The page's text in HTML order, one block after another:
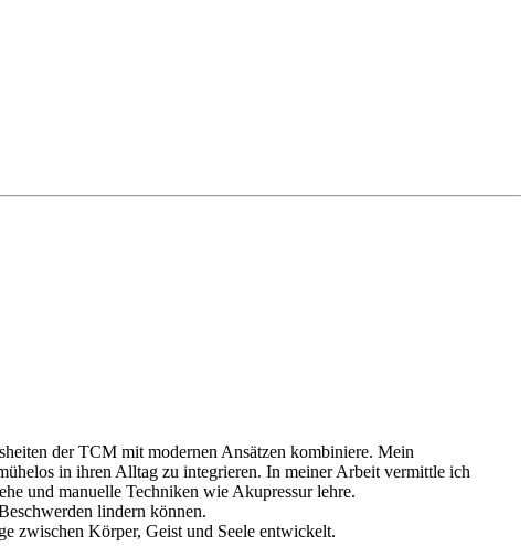
der TCM mit modernen Ansätzen kombiniere. Mein
in ihren Alltag zu integrieren. In meiner Arbeit vermittle ich
und manuelle Techniken wie Akupressur lehre.
lindern können.
zwischen Körper, Geist und Seele entwickelt.